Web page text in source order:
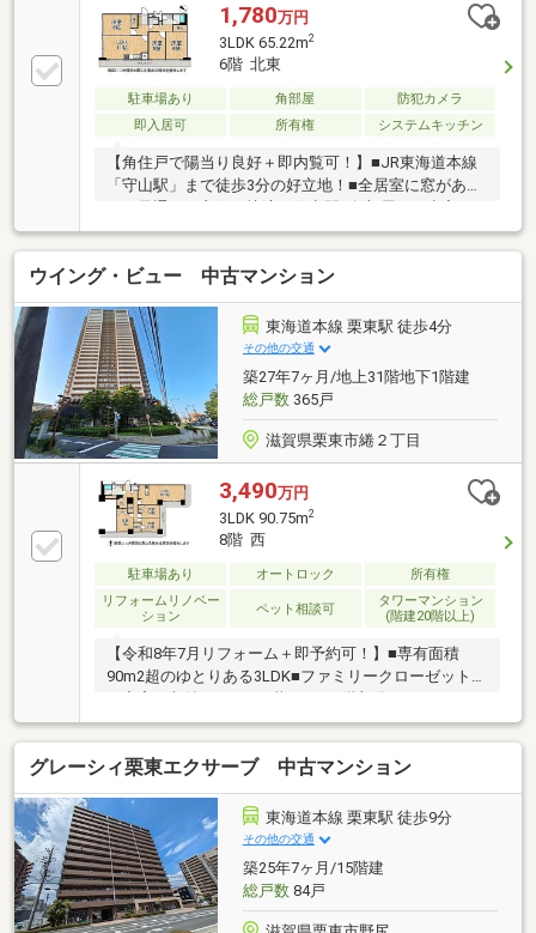
1,780万円
3LDK 65.22m2
6階 北東
駐車場あり 角部屋
防犯カメラ
即入居可
所有権 システムキッチン
【角住戸で陽当り良好＋即内覧可！】■JR東海道本線
「守山駅」まで徒歩3分の好立地！■全居室に窓があ
できる使い勝手の良いバルコニー
ウイング・ビュー 中古マンション
東海道本線 栗東駅 徒歩4分
その他の交通
築27年7ヶ月/地上31階地下1階建
総戸数365戸
滋賀県栗東市綣２丁目
3,490万円
3LDK 90.75m2
8階 西
駐車場あり オートロック
所有権
リフォームリノベー
ション
ペット相談可
タワーマンション
(階建20階以上)
【令和8年7月リフォーム＋即予約可！】■専有面積
90m2超のゆとりある3LDK■ファミリークローゼットな
■オートロックや宅配ボックス完備
グレーシィ栗東エクサーブ 中古マンション
東海道本線 栗東駅 徒歩9分
その他の交通
築25年7ヶ月/15階建
総戸数84戸